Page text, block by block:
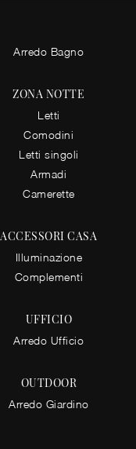
Arredo Bagno
ZONA NOTTE
Letti
Comodini
Letti singoli
Armadi
Camerette
ACCESSORI CASA
Illuminazione
Complementi
UFFICIO
Arredo Ufficio
OUTDOOR
Arredo Giardino